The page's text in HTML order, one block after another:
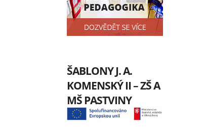
ŠABLONY J. A.
KOMENSKÝ II – ZŠ A
MŠ PASTVINY